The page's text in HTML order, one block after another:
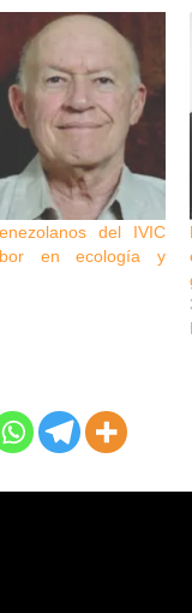
del IVIC
en ecología y